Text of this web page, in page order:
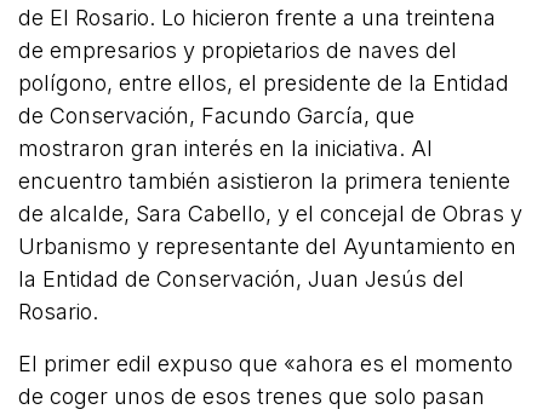
de El Rosario. Lo hicieron frente a una treintena
de empresarios y propietarios de naves del
polígono, entre ellos, el presidente de la Entidad
de Conservación, Facundo García, que
mostraron gran interés en la iniciativa. Al
encuentro también asistieron la primera teniente
de alcalde, Sara Cabello, y el concejal de Obras y
Urbanismo y representante del Ayuntamiento en
la Entidad de Conservación, Juan Jesús del
Rosario.
El primer edil expuso que «ahora es el momento
de coger unos de esos trenes que solo pasan